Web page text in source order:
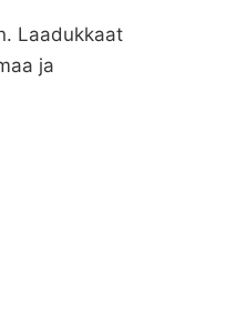
Laadukkaat
ja